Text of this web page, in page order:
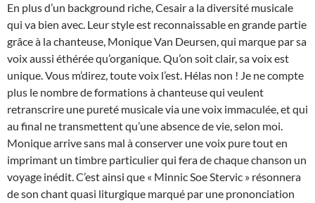
En plus d’un background riche, Cesair a la diversité musicale
qui va bien avec. Leur style est reconnaissable en grande partie
grâce à la chanteuse, Monique Van Deursen, qui marque par sa
voix aussi éthérée qu’organique. Qu’on soit clair, sa voix est
unique. Vous m’direz, toute voix l’est. Hélas non ! Je ne compte
plus le nombre de formations à chanteuse qui veulent
retranscrire une pureté musicale via une voix immaculée, et qui
au final ne transmettent qu’une absence de vie, selon moi.
Monique arrive sans mal à conserver une voix pure tout en
imprimant un timbre particulier qui fera de chaque chanson un
voyage inédit. C’est ainsi que « Minnic Soe Stervic » résonnera
de son chant quasi liturgique marqué par une prononciation